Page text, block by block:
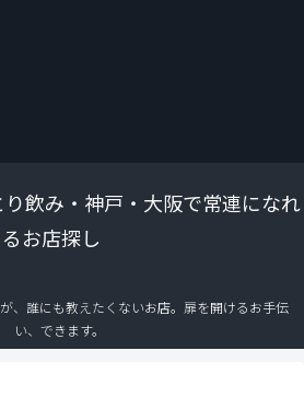
飲み・神戸・大阪で常連になれ
るお店探し
、誰にも教えたくないお店。扉を開けるお手伝
い、できます。